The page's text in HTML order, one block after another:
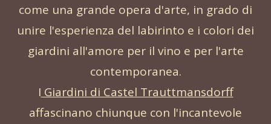
come una grande opera d'arte, in grado di
unire l'esperienza del labirinto e i colori dei
giardini all'amore per il vino e per l'arte
contemporanea.
I Giardini di Castel Trauttmansdorff
affascinano chiunque con l'incantevole